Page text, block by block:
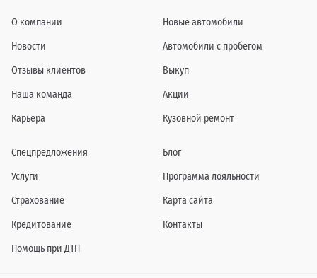
О компании
Новости
Отзывы клиентов
Наша команда
Карьера
Новые автомобили
Автомобили с пробегом
Выкуп
Акции
Кузовной ремонт
Спецпредложения
Услуги
Страхование
Кредитование
Помощь при ДТП
Блог
Программа лояльности
Карта сайта
Контакты